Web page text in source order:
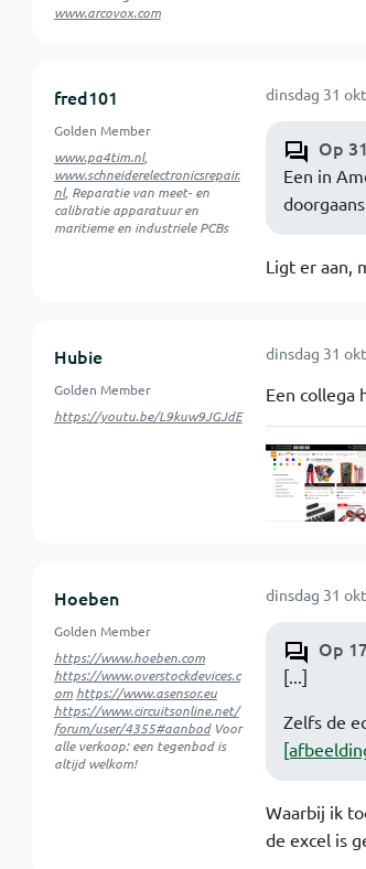
www.arcovox.com
fred101
Golden Member
www.pa4tim.nl,
www.schneiderelectronicsrepair.
nl, Reparatie van meet- en
calibratie apparatuur en
maritieme en industriele PCBs
dinsdag 31
Op
Een in
Ligt er aan,
Hubie
Golden Member
https://youtu.be/L9kuw9JGJdE
dinsdag 31
Een collega
Hoeben
Golden Member
https://www.hoeben.com
https://www.overstockdevices.c
om https://www.asensor.eu
https://www.circuitsonline.net/
forum/user/4355#aanbodVoor
alle verkoop: een tegenbod is
altijd welkom!
dinsdag 31
Op
[...]
Zelfs de
Waarbij ik
de excel is